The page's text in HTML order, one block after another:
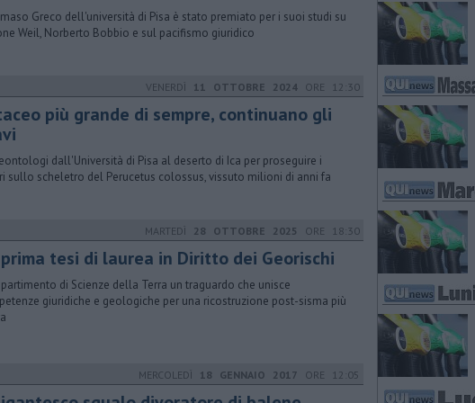
Greco dell'università di Pisa è stato premiato per i suoi studi su
Weil, Norberto Bobbio e sul pacifismo giuridico
VENERDÌ 11 OTTOBRE 2024 ORE 12:30
più grande di sempre, continuano gli
dall'Università di Pisa al deserto di Ica per proseguire i
sullo scheletro del Perucetus colossus, vissuto milioni di anni fa
MARTEDÌ 28 OTTOBRE 2025 ORE 18:30
tesi di laurea in Diritto dei Georischi
di Scienze della Terra un traguardo che unisce
giuridiche e geologiche per una ricostruzione post-sisma più
MERCOLEDÌ 18 GENNAIO 2017 ORE 12:05